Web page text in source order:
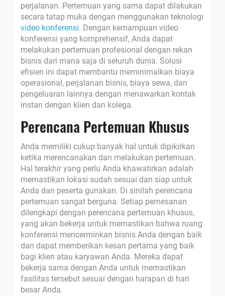
perjalanan. Pertemuan yang sama dapat dilakukan
secara tatap muka dengan menggunakan teknologi
video konferensi. Dengan kemampuan video
konferensi yang komprehensif, Anda dapat
melakukan pertemuan profesional dengan rekan
bisnis dari mana saja di seluruh dunia. Solusi
efisien ini dapat membantu meminimalkan biaya
operasional, perjalanan bisnis, biaya sewa, dan
pengeluaran lainnya dengan menawarkan kontak
instan dengan klien dan kolega.
Perencana Pertemuan Khusus
Anda memiliki cukup banyak hal untuk dipikirkan
ketika merencanakan dan melakukan pertemuan.
Hal terakhir yang perlu Anda khawatirkan adalah
memastikan lokasi sudah sesuai dan siap untuk
Anda dan peserta gunakan. Di sinilah perencana
pertemuan sangat berguna. Setiap pemesanan
dilengkapi dengan perencana pertemuan khusus,
yang akan bekerja untuk memastikan bahwa ruang
konferensi mencerminkan bisnis Anda dengan baik
dan dapat memberikan kesan pertama yang baik
bagi klien atau karyawan Anda. Mereka dapat
bekerja sama dengan Anda untuk memastikan
fasilitas tersebut sesuai dengan harapan di hari
besar Anda.